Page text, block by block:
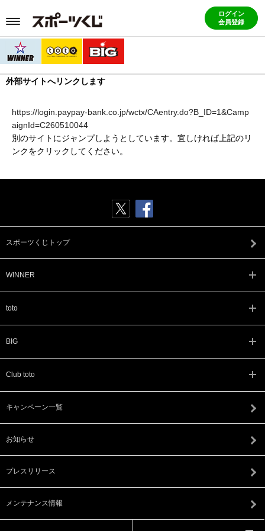
ログイン
会員登録
外部サイトへリンクします
https://login.paypay-bank.co.jp/wctx/CAentry.do?B_ID=1&Camp
aignId=C260510044
別のサイトにジャンプしようとしています。宜しければ上記のリ
ンクをクリックしてください。
スポーツくじトップ
WINNER
toto
BIG
Club toto
キャンペーン一覧
お知らせ
プレスリリース
メンテナンス情報